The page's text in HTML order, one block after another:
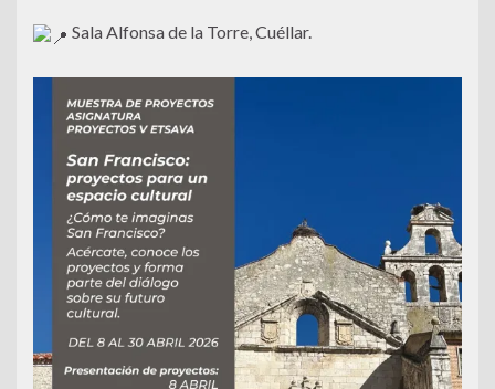
Sala Alfonsa de la Torre, Cuéllar.